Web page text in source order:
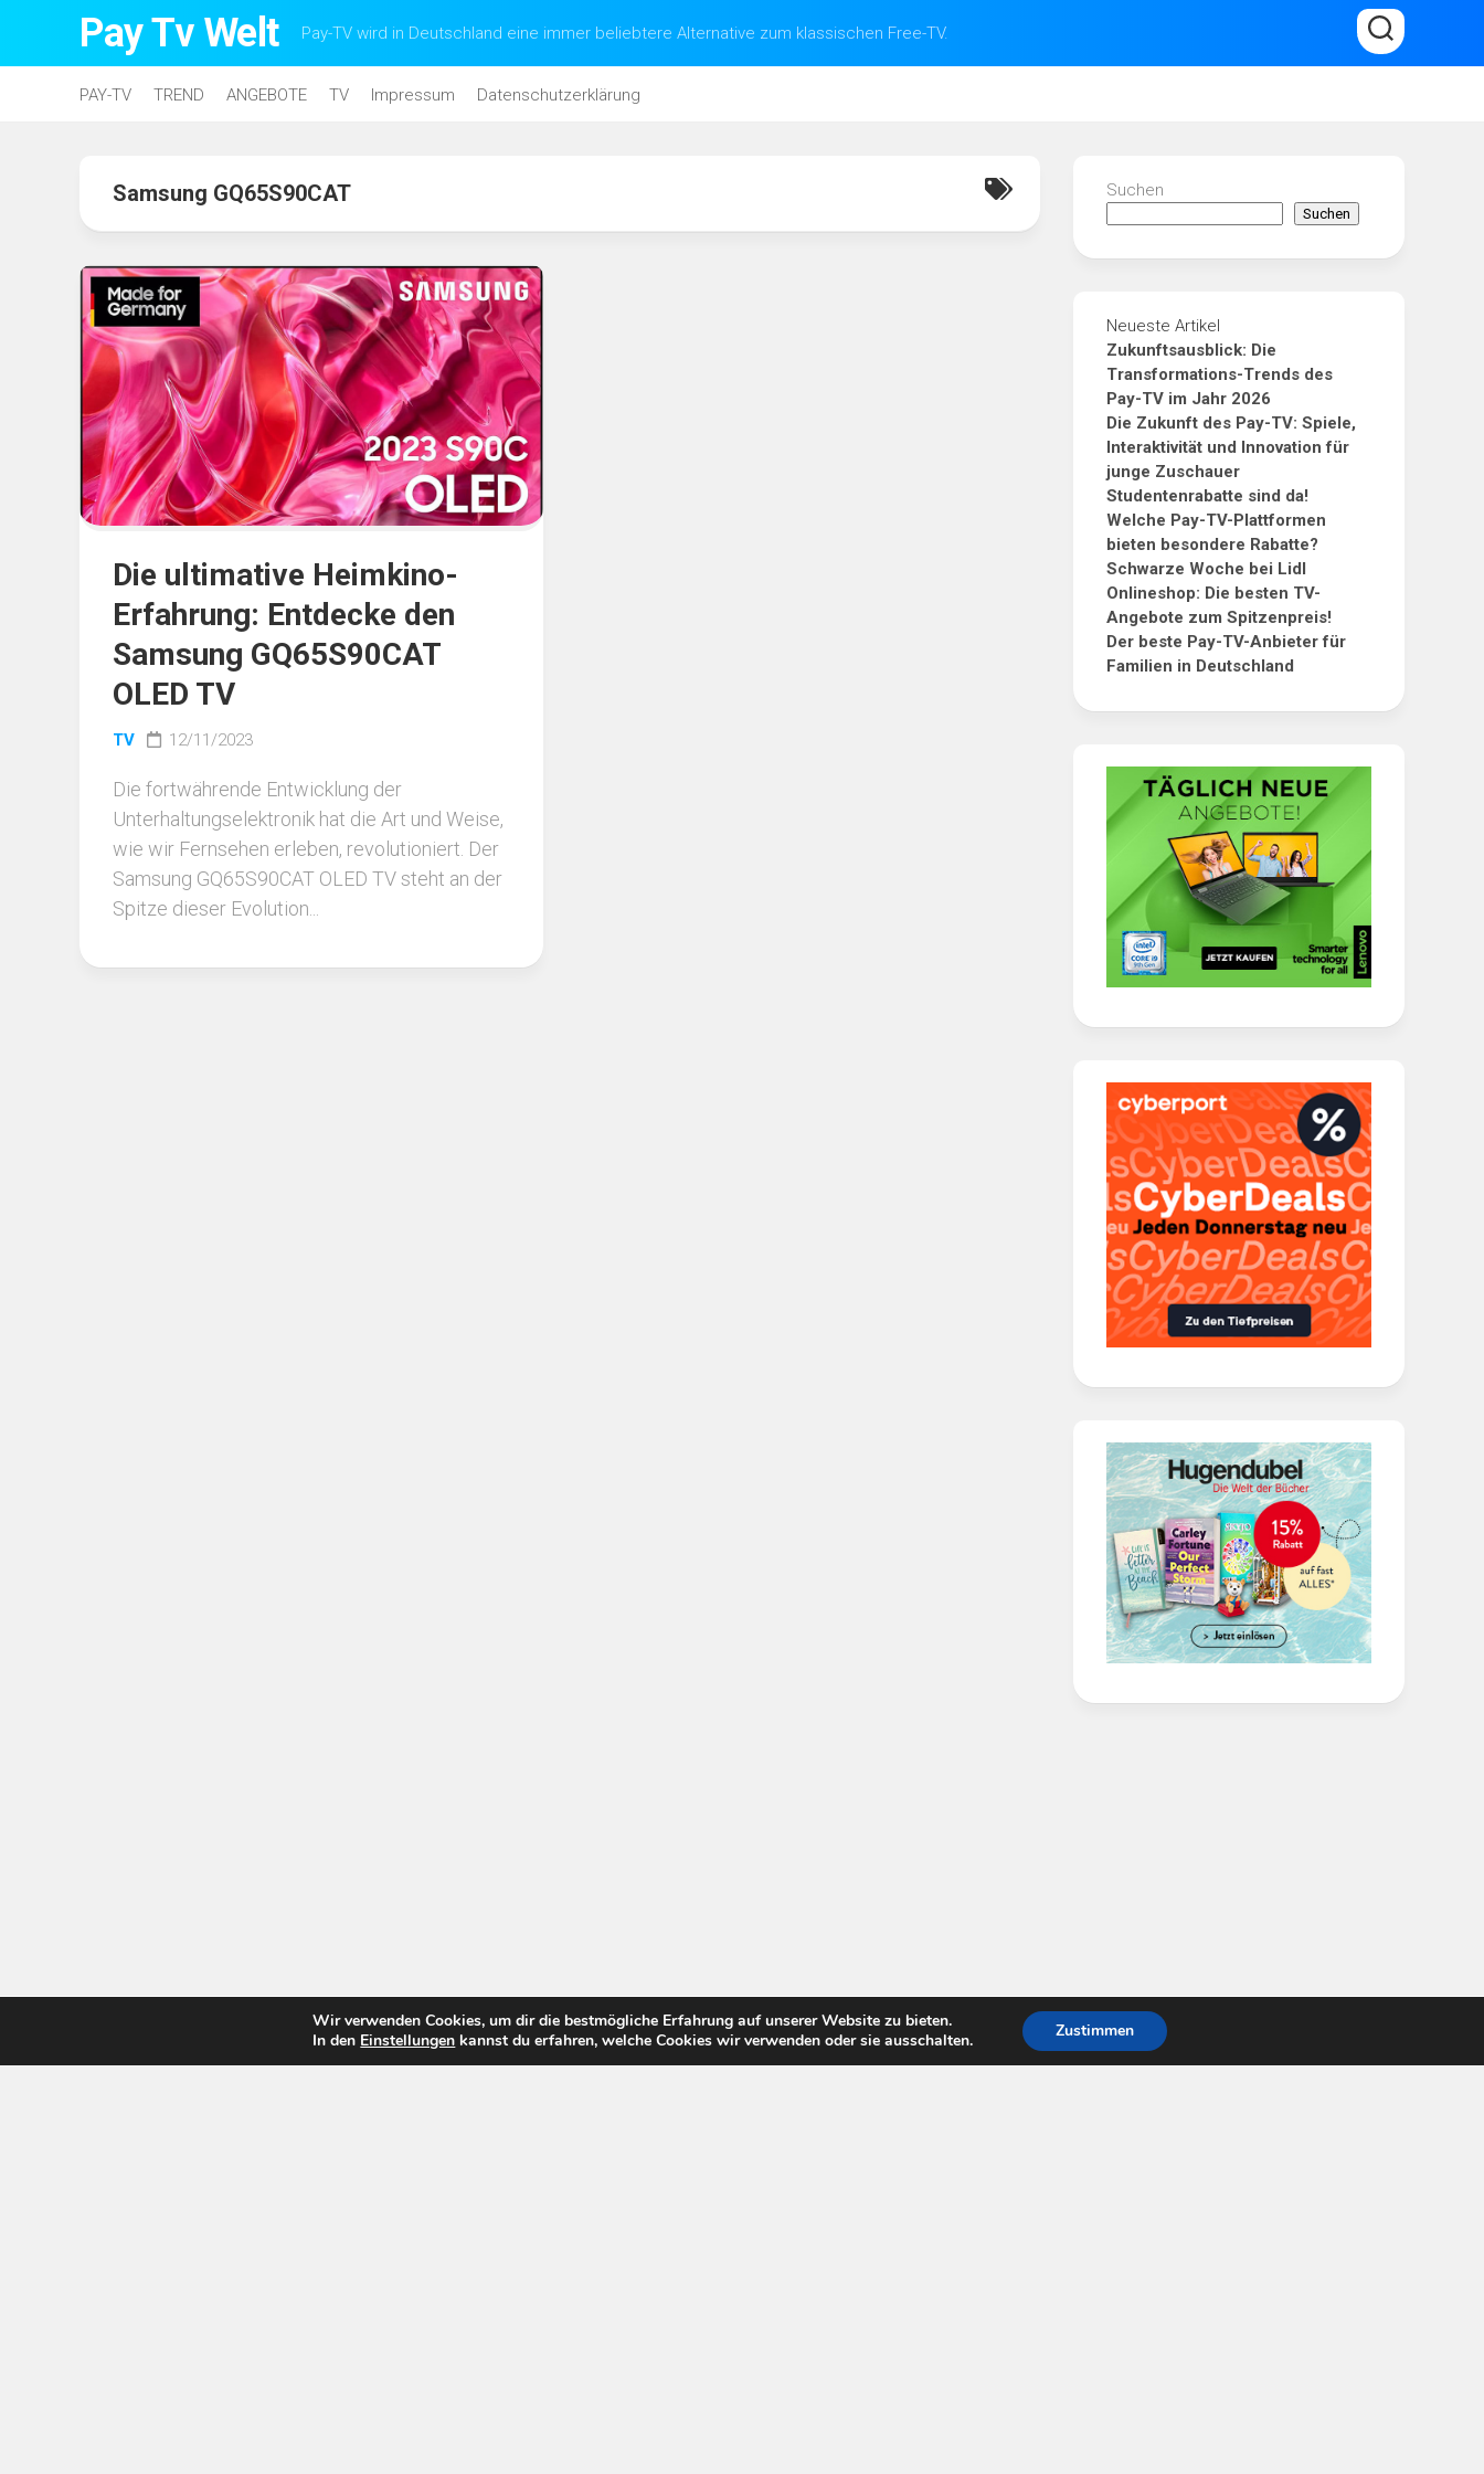
Pay Tv Welt Pay-TV wird in Deutschland eine immer beliebtere Alternative zum klassischen Free-TV.
PAY-TV TREND ANGEBOTE TV Impressum Datenschutzerklärung
Samsung GQ65S90CAT
Die ultimative Heimkino-
Erfahrung: Entdecke den
Samsung GQ65S90CAT
OLED TV
TV 12/11/2023
Die fortwährende Entwicklung der
Unterhaltungselektronik hat die Art und Weise,
wie wir Fernsehen erleben, revolutioniert. Der
Samsung GQ65S90CAT OLED TV steht an der
Spitze dieser Evolution...
Suchen
Suchen
Neueste Artikel
Zukunftsausblick: Die
Transformations-Trends des
Pay-TV im Jahr 2026
Die Zukunft des Pay-TV: Spiele,
Interaktivität und Innovation für
junge Zuschauer
Studentenrabatte sind da!
Welche Pay-TV-Plattformen
bieten besondere Rabatte?
Schwarze Woche bei Lidl
Onlineshop: Die besten TV-
Angebote zum Spitzenpreis!
Der beste Pay-TV-Anbieter für
Familien in Deutschland
Wir verwenden Cookies, um dir die bestmögliche Erfahrung auf unserer Website zu bieten.
In den Einstellungen kannst du erfahren, welche Cookies wir verwenden oder sie ausschalten. Zustimmen